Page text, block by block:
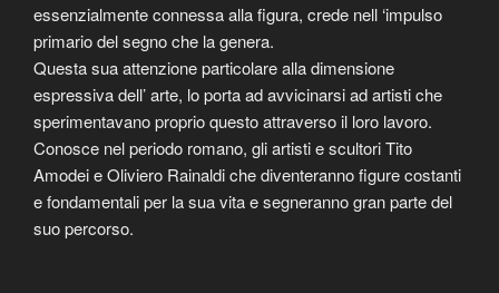
essenzialmente connessa alla figura, crede nell ‘impulso
primario del segno che la genera.
Questa sua attenzione particolare alla dimensione
espressiva dell’ arte, lo porta ad avvicinarsi ad artisti che
sperimentavano proprio questo attraverso il loro lavoro.
Conosce nel periodo romano, gli artisti e scultori Tito
Amodei e Oliviero Rainaldi che diventeranno figure costanti
e fondamentali per la sua vita e segneranno gran parte del
suo percorso.